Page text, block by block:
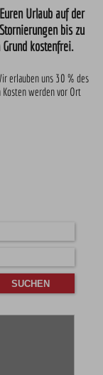
Urlaub auf der
bis zu
kostenfrei.
erlauben uns 30 % des
werden vor Ort